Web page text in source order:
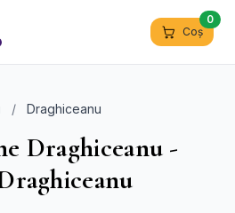
Coș
0
/ Draghiceanu
Draghiceanu -